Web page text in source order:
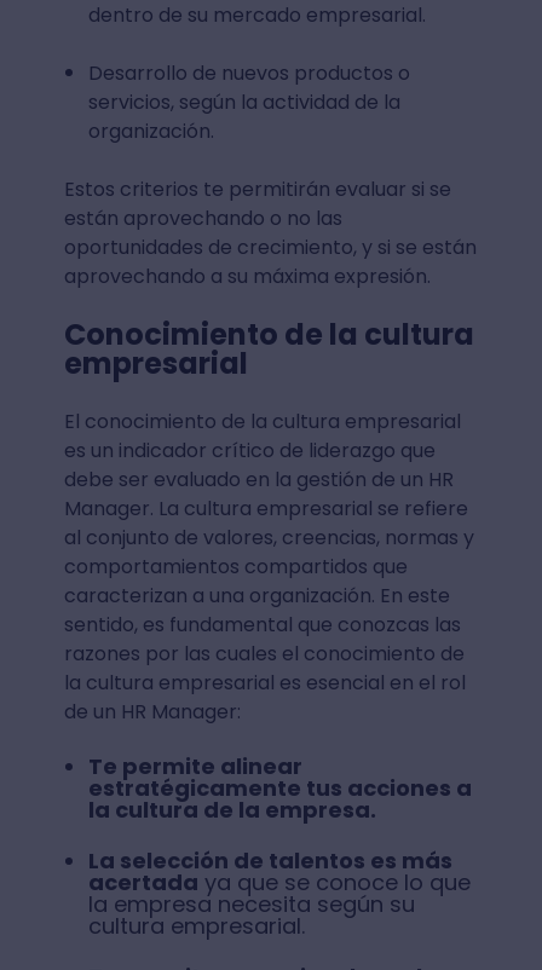
dentro de su mercado empresarial.
Desarrollo de nuevos productos o
servicios, según la actividad de la
organización.
Estos criterios te permitirán evaluar si se
están aprovechando o no las
oportunidades de crecimiento, y si se están
aprovechando a su máxima expresión.
Conocimiento de la cultura
empresarial
El conocimiento de la cultura empresarial
es un indicador crítico de liderazgo que
debe ser evaluado en la gestión de un HR
Manager. La cultura empresarial se refiere
al conjunto de valores, creencias, normas y
comportamientos compartidos que
caracterizan a una organización. En este
sentido, es fundamental que conozcas las
razones por las cuales el conocimiento de
la cultura empresarial es esencial en el rol
de un HR Manager:
Te permite alinear
estratégicamente tus acciones a
la cultura de la empresa.
La selección de talentos es más
acertada ya que se conoce lo que
la empresa necesita según su
cultura empresarial.